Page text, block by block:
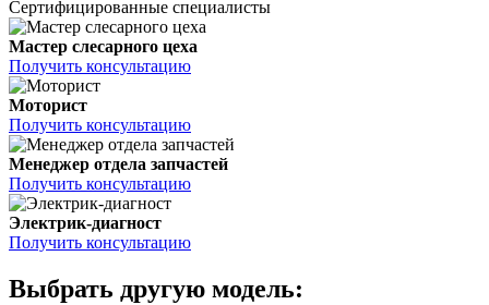
Сертифицированные специалисты
Мастер слесарного цеха
Получить консультацию
Моторист
Получить консультацию
Менеджер отдела запчастей
Получить консультацию
Электрик-диагност
Получить консультацию
Выбрать другую модель: